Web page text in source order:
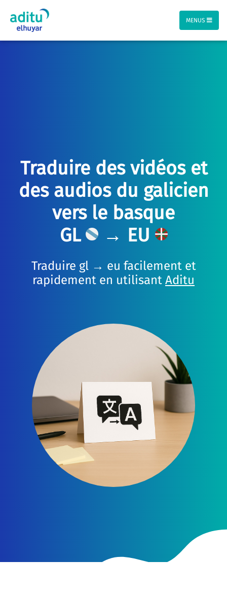
MENUS
Traduire des vidéos et
des audios du galicien
vers le basque
GL
→ EU
Traduire gl → eu facilement et
rapidement en utilisant Aditu